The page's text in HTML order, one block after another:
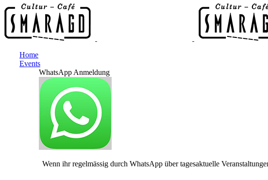
Home
Events
WhatsApp Anmeldung
Wenn ihr regelmässig durch WhatsApp über tagesaktuelle